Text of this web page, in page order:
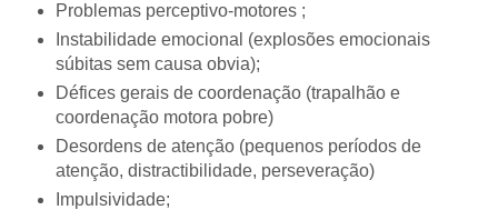
Problemas perceptivo-motores ;
Instabilidade emocional (explosões emocionais
súbitas sem causa obvia);
Défices gerais de coordenação (trapalhão e
coordenação motora pobre)
Desordens de atenção (pequenos períodos de
atenção, distractibilidade, perseveração)
Impulsividade;